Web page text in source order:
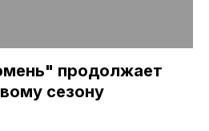
продолжает
сезону